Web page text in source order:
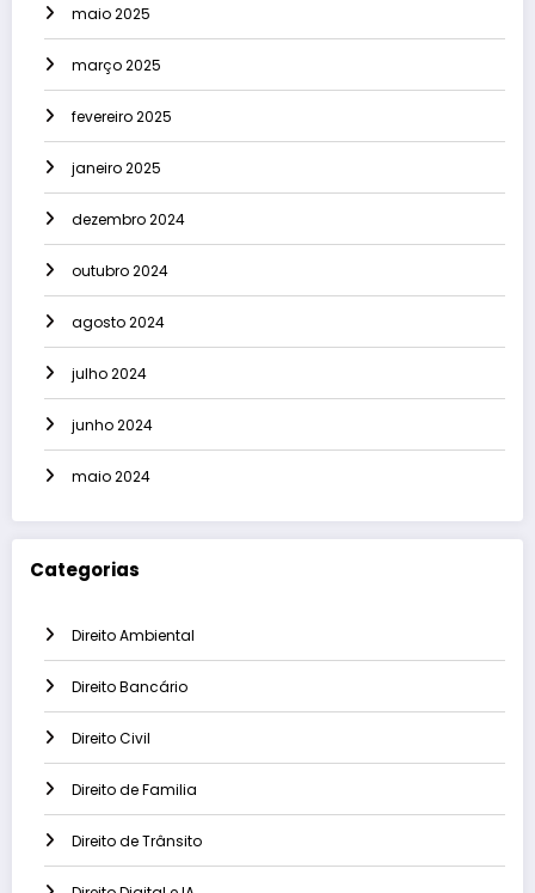
maio 2025
março 2025
fevereiro 2025
janeiro 2025
dezembro 2024
outubro 2024
agosto 2024
julho 2024
junho 2024
maio 2024
Categorias
Direito Ambiental
Direito Bancário
Direito Civil
Direito de Familia
Direito de Trânsito